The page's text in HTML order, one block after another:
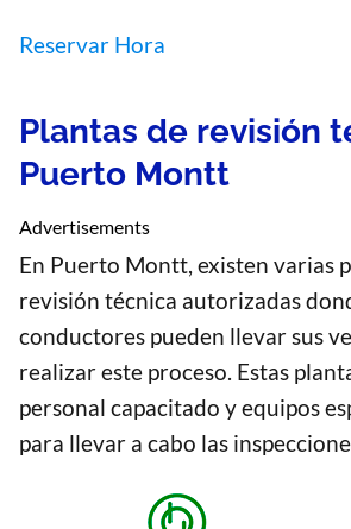
Reservar Hora
Plantas de revisión
Puerto Montt
Advertisements
En Puerto Montt, existen varias
revisión técnica autorizadas
conductores pueden llevar sus
realizar este proceso. Estas
personal capacitado y equipos
para llevar a cabo las